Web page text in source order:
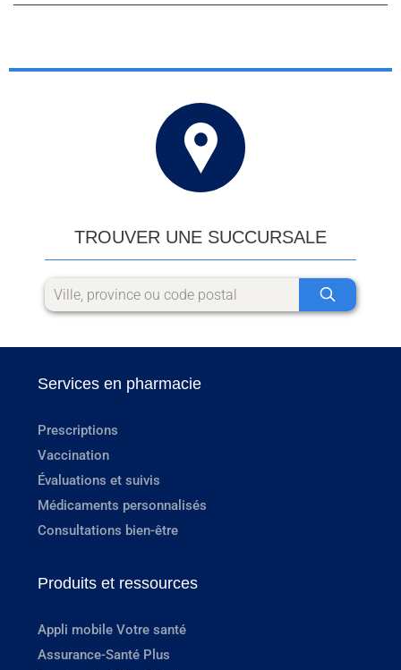
TROUVER UNE SUCCURSALE
Services en pharmacie
Prescriptions
Vaccination
Évaluations et suivis
Médicaments personnalisés
Consultations bien-être
Produits et ressources
Appli mobile Votre santé
Assurance-Santé Plus